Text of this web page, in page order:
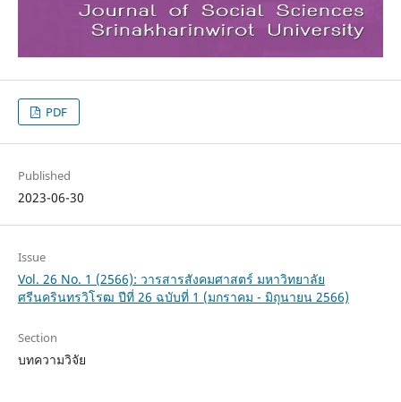
PDF
Published
2023-06-30
Issue
Vol. 26 No. 1 (2566): วารสารสังคมศาสตร์ มหาวิทยาลัย
ศรีนครินทรวิโรฒ ปีที่ 26 ฉบับที่ 1 (มกราคม - มิถุนายน 2566)
Section
บทความวิจัย